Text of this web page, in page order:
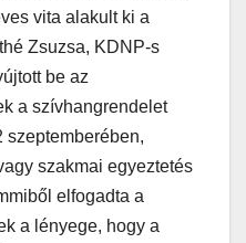
vita alakult ki a
Zsuzsa, KDNP-s
be az
a szívhangrendelet
szeptemberében,
szakmai egyeztetés
elfogadta a
a lényege, hogy a